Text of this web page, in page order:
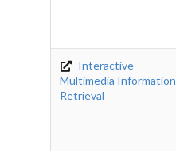
Interactive
Multimedia Information
Retrieval